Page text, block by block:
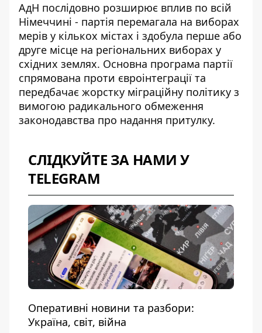
АдН послідовно розширює вплив по всій
Німеччині - партія перемагала на виборах
мерів у кількох містах і здобула перше або
друге місце на регіональних виборах у
східних землях. Основна програма партії
спрямована проти євроінтеграції та
передбачає жорстку міграційну політику з
вимогою радикального обмеження
законодавства про надання притулку.
СЛІДКУЙТЕ ЗА НАМИ У
TELEGRAM
Оперативні новини та разбори:
Україна, світ, війна